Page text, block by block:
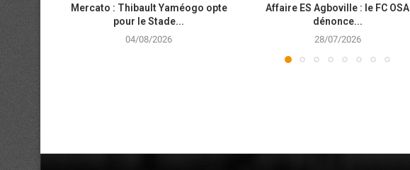
Mercato : Thibault Yaméogo opte
pour le Stade...
04/08/2026
Affaire ES Agboville : le FC OSA
dénonce...
28/07/2026